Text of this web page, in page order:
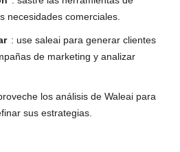
necesidades comerciales.
: use saleai para generar clientes
de marketing y analizar
los análisis de Waleai para
sus estrategias.